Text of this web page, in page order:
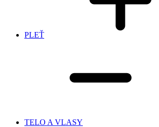
PLEŤ
TELO A VLASY